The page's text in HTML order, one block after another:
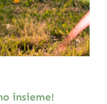
insieme!